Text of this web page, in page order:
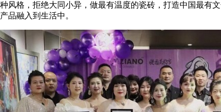
种风格，拒绝大同小异，做最有温度的瓷砖，打造中国最有
产品融入到生活中。